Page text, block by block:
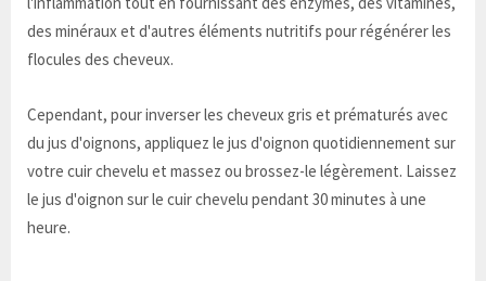
des minéraux et d'autres éléments nutritifs pour régénérer les
flocules des cheveux.
Cependant, pour inverser les cheveux gris et prématurés avec
du jus d'oignons, appliquez le jus d'oignon quotidiennement sur
votre cuir chevelu et massez ou brossez-le légèrement. Laissez
le jus d'oignon sur le cuir chevelu pendant 30 minutes à une
heure.